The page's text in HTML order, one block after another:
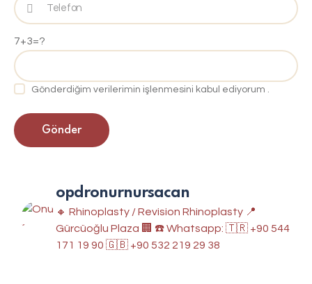
7+3=?
Gönderdiğim verilerimin işlenmesini kabul ediyorum
opdronurnursacan
🔸 Rhinoplasty / Revision Rhinoplasty 📍
Gürcüoğlu Plaza 🏢 ☎️ Whatsapp: 🇹🇷 +90 544
171 19 90 🇬🇧 +90 532 219 29 38